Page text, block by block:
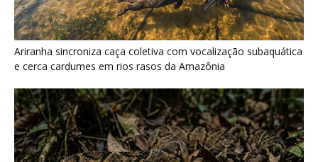
Surucucu detecta calor pela fosseta loreal e prepara ataque de
emboscada no escuro da floresta
Últimas noticias